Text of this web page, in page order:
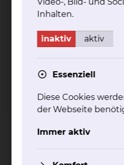
Oliver Füllgraf
Freisestraße 9/10, 38118
Fax: +49 531 595 1599
Inhalten.
inaktiv aktiv
Essenziell
Diese Cookies
der Webseite
Immer aktiv